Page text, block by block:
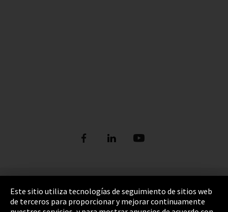
Pie de imprenta
Política de privacidad
Este sitio utiliza tecnologías de seguimiento de sitios web
de terceros para proporcionar y mejorar continuamente